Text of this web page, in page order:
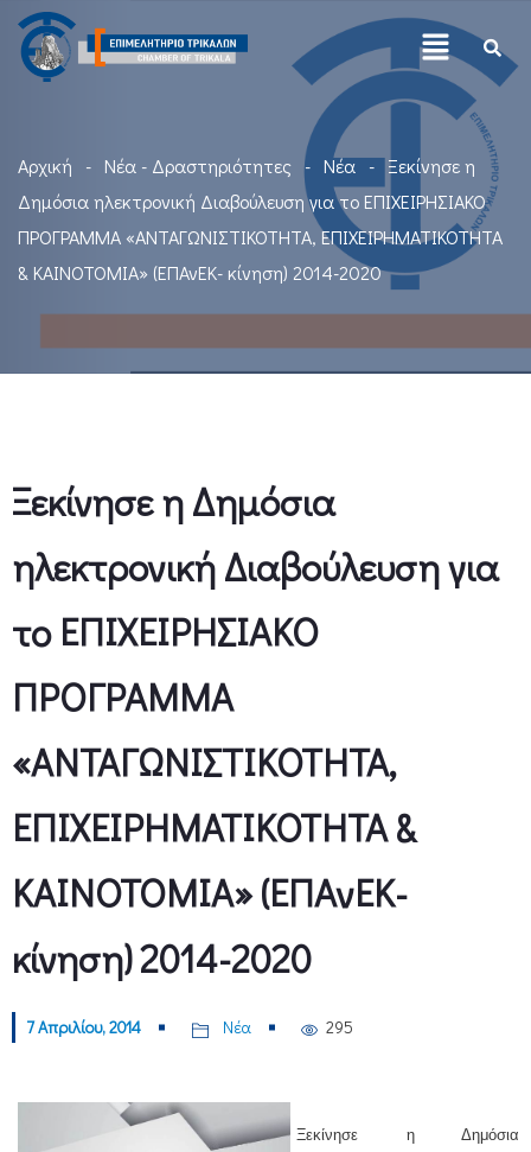
Αρχική Νέα - Δραστηριότητες Νέα
Ξεκίνησε η
Δημόσια ηλεκτρονική Διαβούλευση για τo ΕΠΙΧΕΙΡΗΣΙΑΚΟ
ΠΡΟΓΡΑΜΜΑ «ΑΝΤΑΓΩΝΙΣΤΙΚΟΤΗΤΑ, ΕΠΙΧΕΙΡΗΜΑΤΙΚΟΤΗΤΑ
& ΚΑΙΝΟΤΟΜΙΑ» (ΕΠΑνΕΚ- κίνηση) 2014-2020
Ξεκίνησε η Δημόσια
ηλεκτρονική Διαβούλευση για
τo ΕΠΙΧΕΙΡΗΣΙΑΚΟ
ΠΡΟΓΡΑΜΜΑ
«ΑΝΤΑΓΩΝΙΣΤΙΚΟΤΗΤΑ,
ΕΠΙΧΕΙΡΗΜΑΤΙΚΟΤΗΤΑ &
ΚΑΙΝΟΤΟΜΙΑ» (ΕΠΑνΕΚ-
κίνηση) 2014-2020
7 Απριλίου, 2014 Νέα 295
Ξεκίνησε η Δημόσια